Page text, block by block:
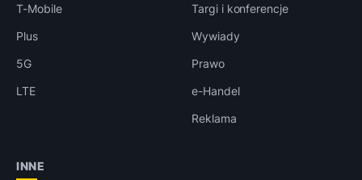
T-Mobile
Plus
5G
LTE
Targi i konferencje
Wywiady
Prawo
e-Handel
Reklama
INNE